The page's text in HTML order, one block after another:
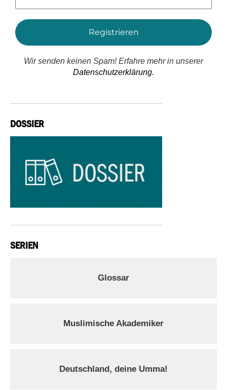
*
Wir senden keinen Spam! Erfahre mehr in unserer
Datenschutzerklärung.
DOSSIER
SERIEN
Glossar
Muslimische Akademiker
Deutschland, deine Umma!